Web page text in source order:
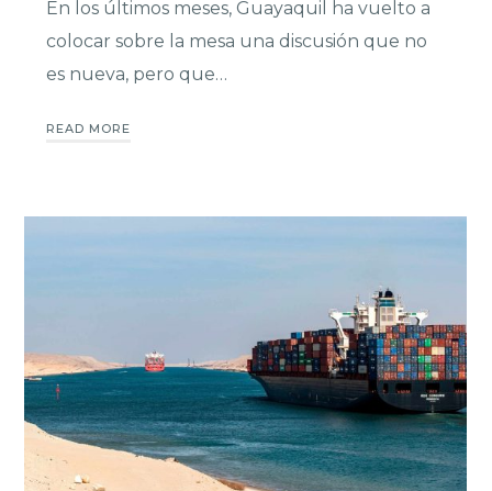
En los últimos meses, Guayaquil ha vuelto a
colocar sobre la mesa una discusión que no
es nueva, pero que…
READ MORE